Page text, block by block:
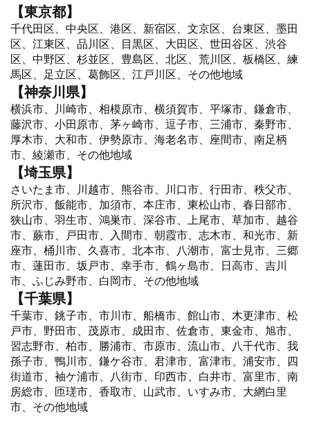
【東京都】
千代田区、中央区、港区、新宿区、文京区、台東区、墨田
区、江東区、品川区、目黒区、大田区、世田谷区、渋谷
区、中野区、杉並区、豊島区、北区、荒川区、板橋区、練
馬区、足立区、葛飾区、江戸川区、その他地域
【神奈川県】
横浜市、川崎市、相模原市、横須賀市、平塚市、鎌倉市、
藤沢市、小田原市、茅ヶ崎市、逗子市、三浦市、秦野市、
厚木市、大和市、伊勢原市、海老名市、座間市、南足柄
市、綾瀬市、その他地域
【埼玉県】
さいたま市、川越市、熊谷市、川口市、行田市、秩父市、
所沢市、飯能市、加須市、本庄市、東松山市、春日部市、
狭山市、羽生市、鴻巣市、深谷市、上尾市、草加市、越谷
市、蕨市、戸田市、入間市、朝霞市、志木市、和光市、新
座市、桶川市、久喜市、北本市、八潮市、富士見市、三郷
市、蓮田市、坂戸市、幸手市、鶴ヶ島市、日高市、吉川
市、ふじみ野市、白岡市、その他地域
【千葉県】
千葉市、銚子市、市川市、船橋市、館山市、木更津市、松
戸市、野田市、茂原市、成田市、佐倉市、東金市、旭市、
習志野市、柏市、勝浦市、市原市、流山市、八千代市、我
孫子市、鴨川市、鎌ケ谷市、君津市、富津市、浦安市、四
街道市、袖ケ浦市、八街市、印西市、白井市、富里市、南
房総市、匝瑳市、香取市、山武市、いすみ市、大網白里
市、その他地域